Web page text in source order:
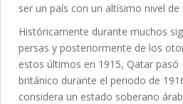
ser un país con un altísimo nivel de
Históricamente durante muchos
persas y posteriormente de los
estos últimos en 1915, Qatar
británico durante el periodo de
considera un estado soberano